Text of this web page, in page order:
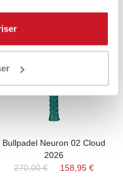
Bullpadel Neuron 02 Cloud
2026
270,00 €
158,95 €